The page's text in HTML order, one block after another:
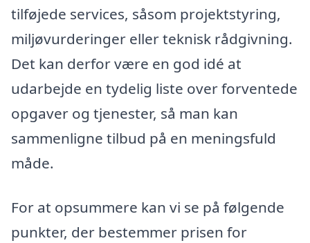
tilføjede services, såsom projektstyring,
miljøvurderinger eller teknisk rådgivning.
Det kan derfor være en god idé at
udarbejde en tydelig liste over forventede
opgaver og tjenester, så man kan
sammenligne tilbud på en meningsfuld
måde.
For at opsummere kan vi se på følgende
punkter, der bestemmer prisen for